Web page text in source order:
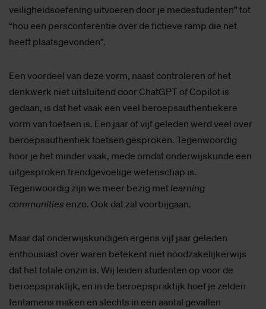
veiligheidsoefening uitvoeren door je medestudenten” tot
“hou een persconferentie over de fictieve ramp die net
heeft plaatsgevonden”.
Een voordeel van deze vorm, naast controleren of het
denkwerk niet uitsluitend door ChatGPT of Copilot is
gedaan, is dat het vaak een veel beroepsauthentiekere
vorm van toetsen is. Een jaar of vijf geleden werd veel over
beroepsauthentiek toetsen gesproken. Tegenwoordig
hoor je het minder vaak, mede omdat onderwijskunde een
uitgesproken trendgevoelige wetenschap is.
Tegenwoordig zijn we meer bezig met learning
communities enzo. Ook dat zal voorbijgaan.
Maar dat onderwijskundigen ergens vijf jaar geleden
enthousiast over waren betekent niet noodzakelijkerwijs
dat het totale onzin is. Wij leiden studenten op voor de
beroepspraktijk, en in de beroepspraktijk hoef je zelden
tentamens maken en slechts in een aantal gevallen